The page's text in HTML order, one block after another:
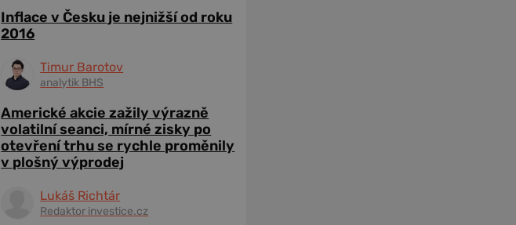
Inflace v Česku je nejnižší od roku
2016
Timur Barotov
analytik BHS
Americké akcie zažily výrazně
volatilní seanci, mírné zisky po
otevření trhu se rychle proměnily
v plošný výprodej
Lukáš Richtár
Redaktor investice.cz